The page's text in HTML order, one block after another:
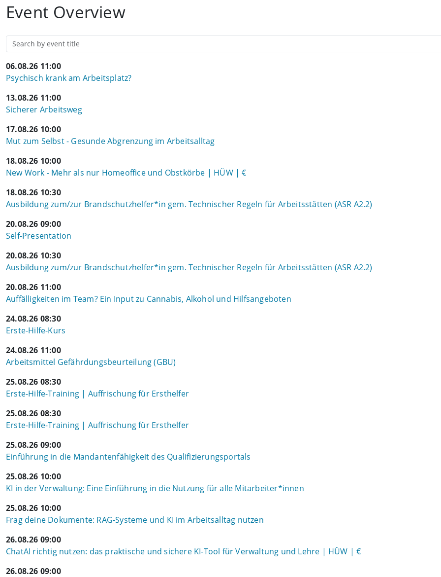
Event Overview
06.08.26 11:00
Psychisch krank am Arbeitsplatz?
13.08.26 11:00
Sicherer Arbeitsweg
17.08.26 10:00
Mut zum Selbst - Gesunde Abgrenzung im Arbeitsalltag
18.08.26 10:00
New Work - Mehr als nur Homeoffice und Obstkörbe | HÜW | €
18.08.26 10:30
Ausbildung zum/zur Brandschutzhelfer*in gem. Technischer Regeln für Arbeitsstätten (ASR A2.2)
20.08.26 09:00
Self-Presentation
20.08.26 10:30
Ausbildung zum/zur Brandschutzhelfer*in gem. Technischer Regeln für Arbeitsstätten (ASR A2.2)
20.08.26 11:00
Auffälligkeiten im Team? Ein Input zu Cannabis, Alkohol und Hilfsangeboten
24.08.26 08:30
Erste-Hilfe-Kurs
24.08.26 11:00
Arbeitsmittel Gefährdungsbeurteilung (GBU)
25.08.26 08:30
Erste-Hilfe-Training | Auffrischung für Ersthelfer
25.08.26 08:30
Erste-Hilfe-Training | Auffrischung für Ersthelfer
25.08.26 09:00
Einführung in die Mandantenfähigkeit des Qualifizierungsportals
25.08.26 10:00
KI in der Verwaltung: Eine Einführung in die Nutzung für alle Mitarbeiter*innen
25.08.26 10:00
Frag deine Dokumente: RAG-Systeme und KI im Arbeitsalltag nutzen
26.08.26 09:00
ChatAI richtig nutzen: das praktische und sichere KI-Tool für Verwaltung und Lehre | HÜW | €
26.08.26 09:00